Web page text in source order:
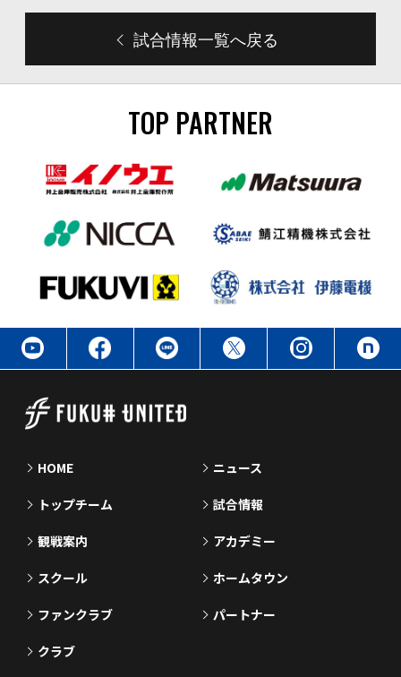
試合情報一覧へ戻る
TOP PARTNER
HOME ニュース
トップチーム 試合情報
観戦案内 アカデミー
スクール ホームタウン
ファンクラブ パートナー
クラブ